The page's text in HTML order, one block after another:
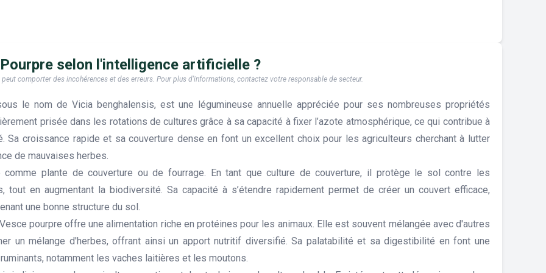
selon l'intelligence artificielle ?
comporter des incohérences et des erreurs. Pour plus d'informations, contactez votre responsable de secteur.
le nom de Vicia benghalensis, est une légumineuse annuelle appréciée pour ses nombreuses propriétés
prisée dans les rotations de cultures grâce à sa capacité à fixer l’azote atmosphérique, ce qui contribue à
croissance rapide et sa couverture dense en font un excellent choix pour les agriculteurs cherchant à lutter
de mauvaises herbes.
plante de couverture ou de fourrage. En tant que culture de couverture, il protège le sol contre les
en augmentant la biodiversité. Sa capacité à s’étendre rapidement permet de créer un couvert efficace,
une bonne structure du sol.
pourpre offre une alimentation riche en protéines pour les animaux. Elle est souvent mélangée avec d'autres
un mélange d'herbes, offrant ainsi un apport nutritif diversifié. Sa palatabilité et sa digestibilité en font une
notamment les vaches laitières et les moutons.